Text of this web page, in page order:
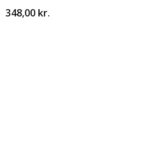
348,00 kr.